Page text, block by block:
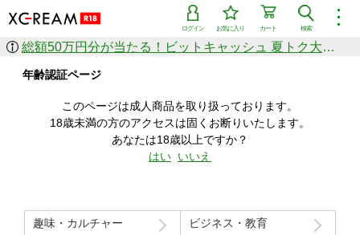
︙
検索
カート
お気に入り
ログイン
作品を探す
ジャンル
シリーズ
人気のセール中商品
新着セール中商品
すべての作品から探す
価格の安い順
価格の高い順
総額50万円分が当たる！ビットキャッシュ 夏トク大感謝祭
年齢認証ページ
このページは成人商品を取り扱っております。
18歳未満の方のアクセスは固くお断りいたします。
あなたは18歳以上ですか？
はい いいえ
趣味・カルチャー ビジネス・教育